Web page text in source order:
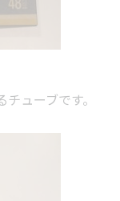
ューブです。